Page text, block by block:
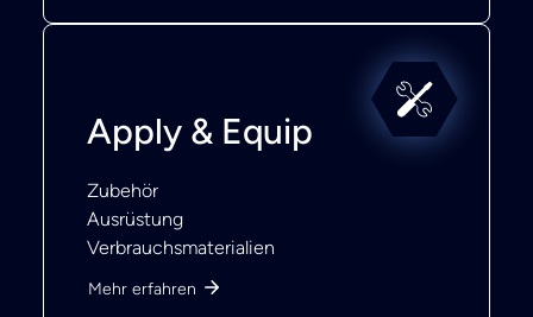
Apply & Equip
Zubehör
Ausrüstung
Verbrauchsmaterialien
Mehr erfahren